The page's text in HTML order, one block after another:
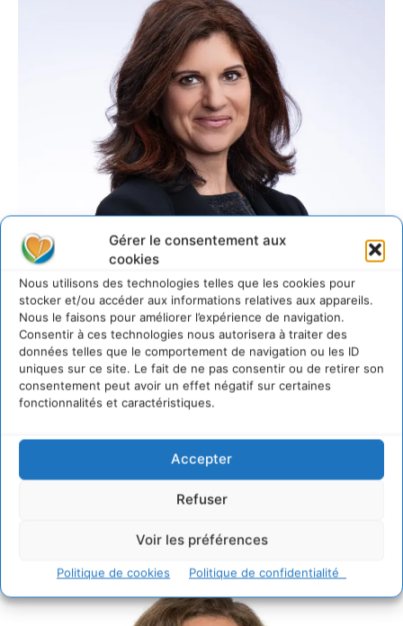
Gérer le consentement aux
cookies
Nous utilisons des technologies telles que les cookies pour
stocker et/ou accéder aux informations relatives aux appareils.
Nous le faisons pour améliorer l’expérience de navigation.
Consentir à ces technologies nous autorisera à traiter des
données telles que le comportement de navigation ou les ID
uniques sur ce site. Le fait de ne pas consentir ou de retirer son
consentement peut avoir un effet négatif sur certaines
fonctionnalités et caractéristiques.
Accepter
Refuser
Voir les préférences
Politique de cookies Politique de confidentialité
Cécile Galoselva,
fondatrice d’ETIC,
réinvente l’immobilier
pour servir le bien
commun
Cécile Galoselva a fondé ETIC Foncièrement Responsable,
il y a 15 ans pour Agir en faveur de tiers-lieux ESS plus
responsables, d'un immobilier plus durable et...